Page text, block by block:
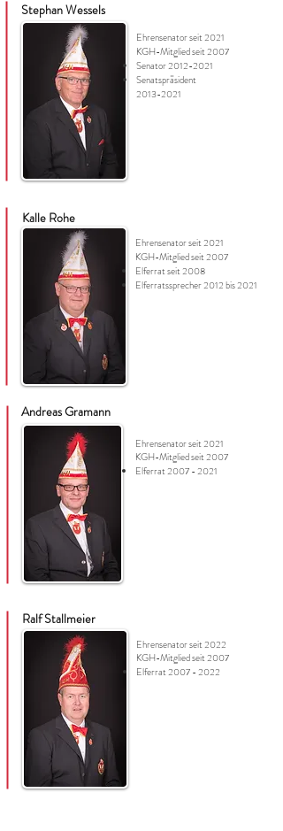
Stephan Wessels
Ehrensenator seit 2021
KGH-Mitglied seit 2007
Senator2012-2021
Senatspräsident
2013-2021
Kalle Rohe
Ehrensenator seit 2021
KGH-Mitglied seit 2007
Elferrat seit 2008
Elferratssprecher 2012 bis 2021
AndreasGramann
Ehrensenator seit 2021
KGH-Mitglied seit 2007
Elferrat2007 - 2021
Ralf Stallmeier
Ehrensenator seit 2022
KGH-Mitglied seit 2007
Elferrat2007 - 2022